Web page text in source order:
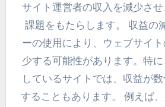
サイト運営者の収入を減少さ
課題をもたらします。 収益の
ーの使用により、ウェブサイ
少する可能性があります。特
しているサイトでは、収益が
することもあります。 例えば